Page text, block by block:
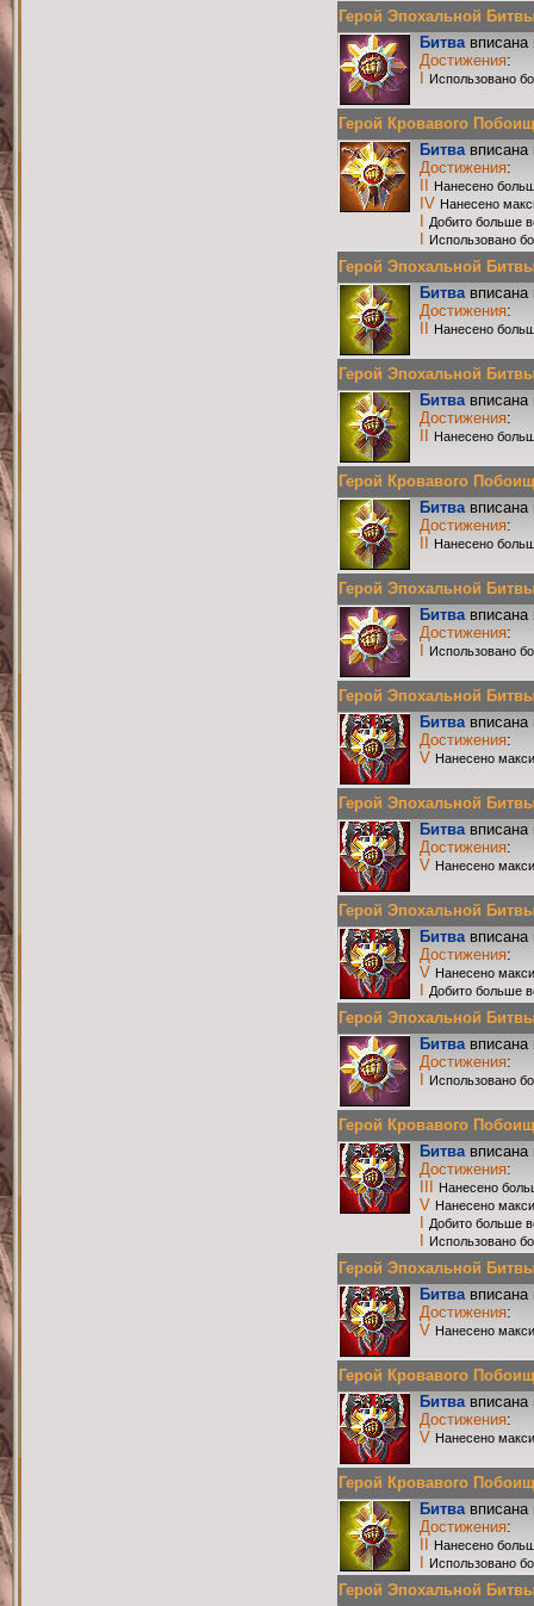
Герой Эпохальной
Битвавписана
Достижения:
Использовано
Герой Кровавого
Битвавписана
Достижения:
Нанесено
IV Нанесено
Добито больше
Использовано
Герой Эпохальной
Битвавписана
Достижения:
Нанесено
Герой Эпохальной
Битвавписана
Достижения:
Нанесено
Герой Кровавого
Битвавписана
Достижения:
Нанесено
Герой Эпохальной
Битвавписана
Достижения:
Использовано
Герой Эпохальной
Битвавписана
Достижения:
V Нанесено
Герой Эпохальной
Битвавписана
Достижения:
V Нанесено
Герой Эпохальной
Битвавписана
Достижения:
V Нанесено
Добито больше
Герой Эпохальной
Битвавписана
Достижения:
Использовано
Герой Кровавого
Битвавписана
Достижения:
Нанесено
V Нанесено
Добито больше
Использовано
Герой Эпохальной
Битвавписана
Достижения:
V Нанесено
Герой Кровавого
Битвавписана
Достижения:
V Нанесено
Герой Кровавого
Битвавписана
Достижения:
Нанесено
Использовано
Герой Эпохальной